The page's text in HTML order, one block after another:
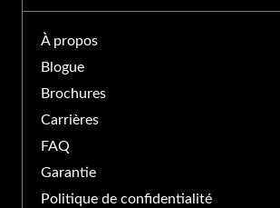
PORTE ET FENÊTRES
LONGUEUIL
500 Rue Jean-Neveu,
Longueuil, QC J4G 1N8,
Canada
PORTE ET FENÊTRES
BASILE-LE-GRAND
À propos
Blogue
Brochures
Carrières
FAQ
Garantie
Politique de confidentialité